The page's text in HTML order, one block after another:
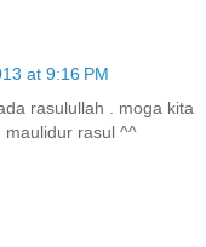
at 9:16 PM
rasulullah . moga kita
maulidur rasul ^^